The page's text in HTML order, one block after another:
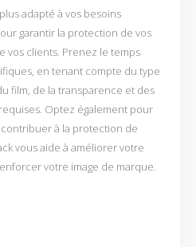
adapté à vos besoins
garantir la protection de vos
vos clients. Prenez le temps
en tenant compte du type
film, de la transparence et des
Optez également pour
à la protection de
vous aide à améliorer votre
votre image de marque.